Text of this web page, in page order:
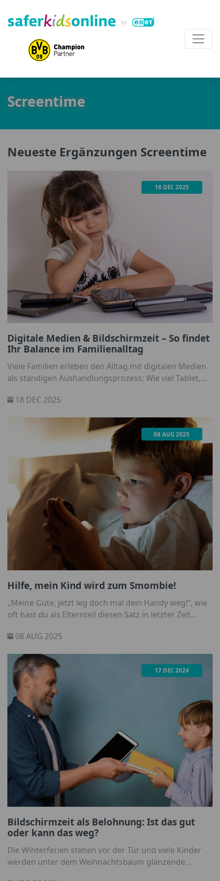
Screentime
Neueste Ergänzungen Screentime
18 DEC 2025
Digitale Medien & Bildschirmzeit – So findet
Ihr Balance im Familienalltag
Viele Familien erleben den Alltag mit digitalen Medien
als ständigen Aushandlungsprozess: Wie viel Tablet,
regle ich Bildschirmzeiten ohne Druck und Beef? Hier
18 DEC 2025
08 AUG 2025
Hilfe, mein Kind wird zum Smombie!
„Meine Güte, jetzt leg doch mal dein Handy weg!“, wie
oft hast du als Elternteil diesen Satz in letzter Zeit
ihre Kinder aus der digitalen Welt holen zu müssen.
08 AUG 2025
17 DEC 2024
Bildschirmzeit als Belohnung: Ist das gut
oder kann das weg?
Die Winterferien stehen vor der Tür und viele Kinder
werden unter dem Weihnachtsbaum glänzende